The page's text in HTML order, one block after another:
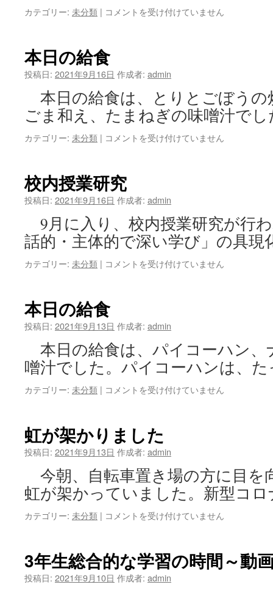
カテゴリー: 未分類 | 学
り
発
は
コメントを受け付けていません
本日の給食
投稿日: 2021年9月16日 作成者: admin
本日の給食は、とりとごぼうの
ごま和え、たまねぎの味噌汁で
カテゴリー: 未分類 | 本
給
食
は
コメントを受け付けていません
校内授業研究
投稿日: 2021年9月16日 作成者: admin
9月に入り、校内授業研究が行
話的・主体的で深い学び」の具
カテゴリー: 未分類 | 校
研
究
コメントを受け付けていません
本日の給食
投稿日: 2021年9月13日 作成者: admin
本日の給食は、パイコーハン、
噌汁でした。パイコーハンは、
カテゴリー: 未分類 | 本
給
食
は
コメントを受け付けていません
虹が架かりました
投稿日: 2021年9月13日 作成者: admin
今朝、自転車置き場の方に目を
虹が架かっていました。新型コ
カテゴリー: 未分類 | 虹
か
り
ま
コメントを受け付けていません
3年生総合的な学習の時間～動
投稿日: 2021年9月10日 作成者: admin